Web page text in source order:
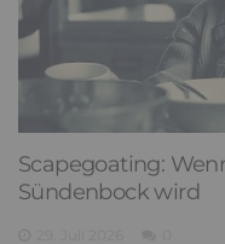
Scapegoating:
Sündenbock wird